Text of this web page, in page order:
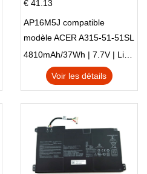
€ 41.13
AP16M5J compatible
modèle ACER A315-51-51SL
N17Q1 SERIES
4810mAh/37Wh | 7.7V | Li-ion ...
Voir les détails